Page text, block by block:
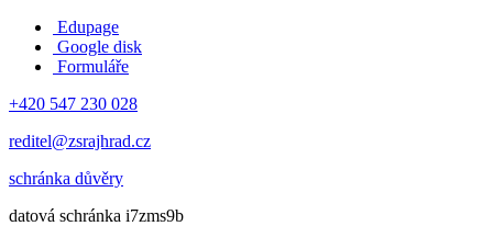
Edupage
Google disk
Formuláře
+420 547 230 028
reditel@zsrajhrad.cz
schránka důvěry
datová schránka i7zms9b